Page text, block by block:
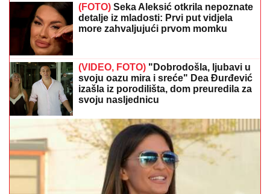
(FOTO) Seka Aleksić otkrila nepoznate
detalje iz mladosti: Prvi put vidjela
more zahvaljujući prvom momku
(VIDEO, FOTO) "Dobrodošla, ljubavi u
svoju oazu mira i sreće" Dea Đurđević
izašla iz porodilišta, dom preuredila za
svoju nasljednicu